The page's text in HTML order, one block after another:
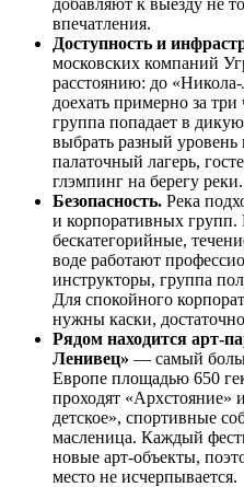
впечатления.
Доступность и
московских компаний
расстоянию: до
доехать примерно за
группа попадает в
выбрать разный уровень
палаточный лагерь,
глэмпинг на берегу реки.
Безопасность. Река
и корпоративных
бескатегорийные,
воде работают
инструкторы, группа
Для спокойного
нужны каски,
Рядом находится арт-
Ленивец» — самый
Европе площадью 650
проходят «Архстояние»
детское», спортивные
масленица. Каждый
новые арт-объекты,
место не исчерпывается.